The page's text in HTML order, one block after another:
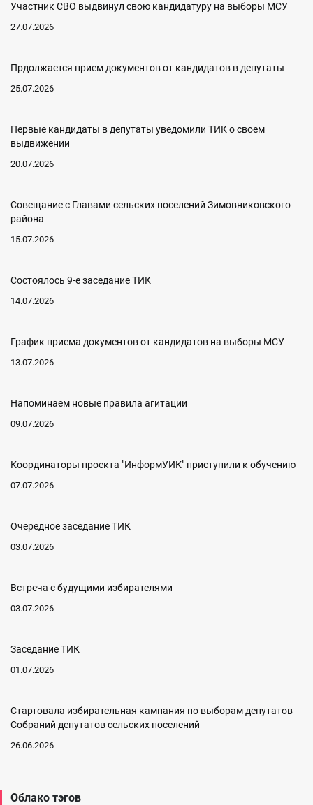
Участник СВО выдвинул свою кандидатуру на выборы МСУ
27.07.2026
Прдолжается прием документов от кандидатов в депутаты
25.07.2026
Первые кандидаты в депутаты уведомили ТИК о своем
выдвижении
20.07.2026
Совещание с Главами сельских поселений Зимовниковского
района
15.07.2026
Состоялось 9-е заседание ТИК
14.07.2026
График приема документов от кандидатов на выборы МСУ
13.07.2026
Напоминаем новые правила агитации
09.07.2026
Координаторы проекта "ИнформУИК" приступили к обучению
07.07.2026
Очередное заседание ТИК
03.07.2026
Встреча с будущими избирателями
03.07.2026
Заседание ТИК
01.07.2026
Стартовала избирательная кампания по выборам депутатов
Собраний депутатов сельских поселений
26.06.2026
Облако тэгов